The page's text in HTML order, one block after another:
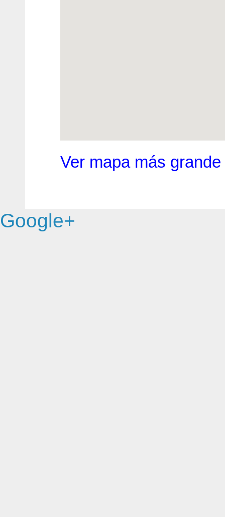
Ver mapa más grande
Google+